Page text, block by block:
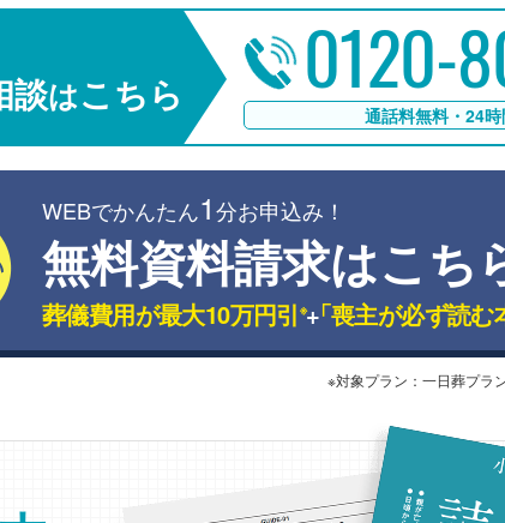
談はこちら 0120-
通話料無料・24
WEBでかんたん1分お申込み！
無料資料請求はこち
葬儀費用が最大10万円引 ※+
「喪主が必ず読む
※対象プラン：一日葬プラ